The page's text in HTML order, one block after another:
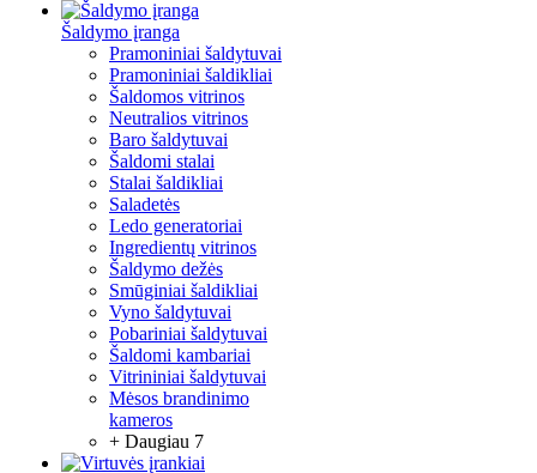
Šaldymo įranga
Pramoniniai šaldytuvai
Pramoniniai šaldikliai
Šaldomos vitrinos
Neutralios vitrinos
Baro šaldytuvai
Šaldomi stalai
Stalai šaldikliai
Saladetės
Ledo generatoriai
Ingredientų vitrinos
Šaldymo dežės
Smūginiai šaldikliai
Vyno šaldytuvai
Pobariniai šaldytuvai
Šaldomi kambariai
Vitrininiai šaldytuvai
Mėsos brandinimo
kameros
+ Daugiau 7